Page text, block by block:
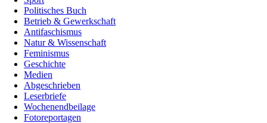
Politisches Buch
Betrieb & Gewerkschaft
Antifaschismus
Natur & Wissenschaft
Feminismus
Geschichte
Medien
Abgeschrieben
Leserbriefe
Wochenendbeilage
Fotoreportagen